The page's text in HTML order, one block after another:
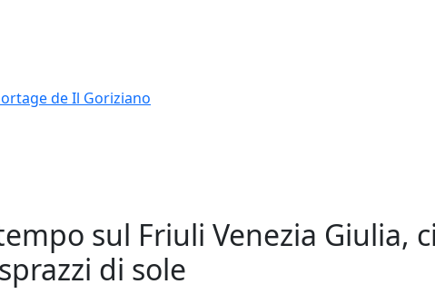
de Il Goriziano
sul Friuli Venezia Giulia,
di sole